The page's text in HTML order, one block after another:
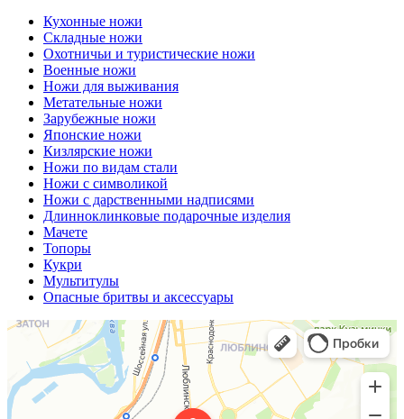
Кухонные ножи
Складные ножи
Охотничьи и туристические ножи
Военные ножи
Ножи для выживания
Метательные ножи
Зарубежные ножи
Японские ножи
Кизлярские ножи
Ножи по видам стали
Ножи с символикой
Ножи с дарственными надписями
Длинноклинковые подарочные изделия
Мачете
Топоры
Кукри
Мультитулы
Опасные бритвы и аксессуары